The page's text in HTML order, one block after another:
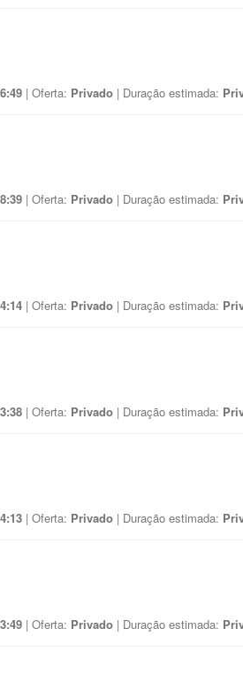
| Oferta: Privado | Duração estimada:
| Oferta: Privado | Duração estimada:
| Oferta: Privado | Duração estimada:
| Oferta: Privado | Duração estimada:
| Oferta: Privado | Duração estimada:
| Oferta: Privado | Duração estimada: